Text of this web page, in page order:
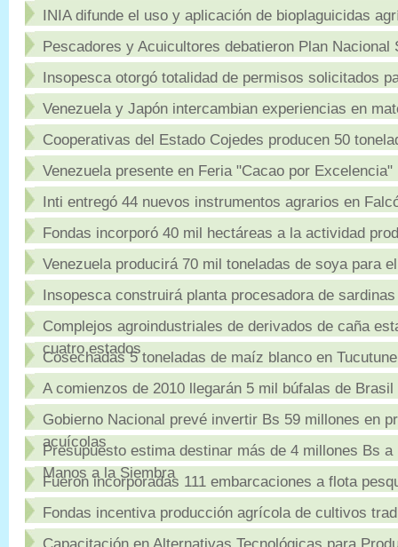
INIA difunde el uso y aplicación de bioplaguicidas
Pescadores y Acuicultores debatieron Plan Nacional
Insopesca otorgó totalidad de permisos solicitados
Venezuela y Japón intercambian experiencias en
Cooperativas del Estado Cojedes producen 50
Venezuela presente en Feria "Cacao por
Inti entregó 44 nuevos instrumentos agrarios en
Fondas incorporó 40 mil hectáreas a la actividad
Venezuela producirá 70 mil toneladas de soya para
Insopesca construirá planta procesadora de
Complejos agroindustriales de derivados de caña
cuatro estados
Cosechadas 5 toneladas de maíz blanco en
A comienzos de 2010 llegarán 5 mil búfalas de Brasil
Gobierno Nacional prevé invertir Bs 59 millones en
acuícolas
Presupuesto estima destinar más de 4 millones Bs a
Manos a la Siembra
Fueron incorporadas 111 embarcaciones a flota
Fondas incentiva producción agrícola de cultivos
Capacitación en Alternativas Tecnológicas para